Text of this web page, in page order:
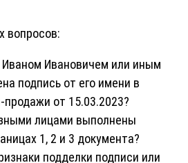
вопросов:
Ивановичем или иным
подпись от его имени в
продажи от 15.03.2023?
лицами выполнены
1, 2 и 3 документа?
подделки подписи или